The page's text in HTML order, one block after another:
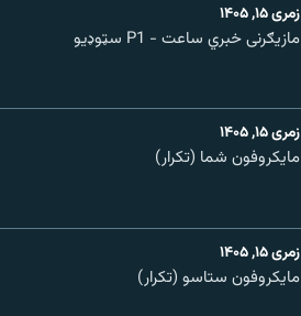
زمری ۱۵, ۱۴۰۵
مازیګرنی خبري ساعت - P1 سټوډیو
زمری ۱۵, ۱۴۰۵
مایکروفون شما (تکرار)
زمری ۱۵, ۱۴۰۵
مایکروفون ستاسو (تکرار)